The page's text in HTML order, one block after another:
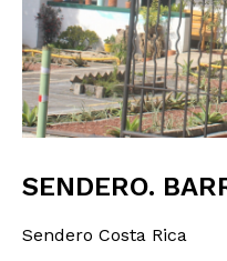
SENDERO.
Sendero Costa Rica